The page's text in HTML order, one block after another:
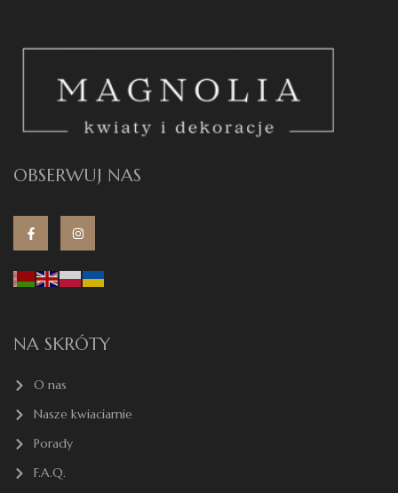
OBSERWUJ NAS
NA SKRÓTY
O nas
Nasze kwiaciarnie
Porady
F.A.Q.